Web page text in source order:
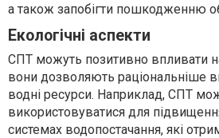
а також запобігти пошкодженню
Екологічні аспекти
СПТ можуть позитивно впливати
вони дозволяють раціональніше
водні ресурси. Наприклад, СПТ
використовуватися для
системах водопостачання, які